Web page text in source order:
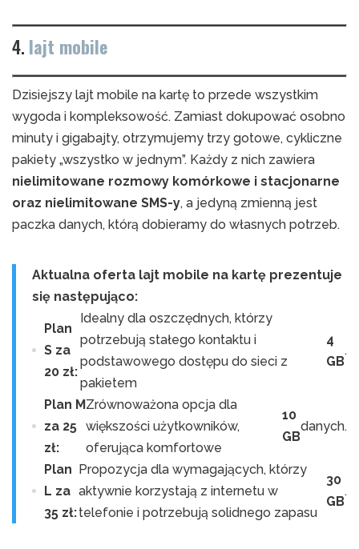
4. lajt mobile
Dzisiejszy lajt mobile na kartę to przede wszystkim
wygoda i kompleksowość. Zamiast dokupować osobno
minuty i gigabajty, otrzymujemy trzy gotowe, cykliczne
pakiety „wszystko w jednym”. Każdy z nich zawiera
nielimitowane rozmowy komórkowe i stacjonarne
oraz nielimitowane SMS-y, a jedyną zmienną jest
paczka danych, którą dobieramy do własnych potrzeb.
Aktualna oferta lajt mobile na kartę prezentuje
się następująco:
Plan
S za
20 zł:
Idealny dla oszczędnych, którzy
potrzebują stałego kontaktu i
podstawowego dostępu do sieci z
pakietem
4
GB
.
Plan M
za 25
zł:
Zrównoważona opcja dla
większości użytkowników,
oferująca komfortowe
10
GB
danych.
Plan
L za
35 zł:
Propozycja dla wymagających, którzy
aktywnie korzystają z internetu w
telefonie i potrzebują solidnego zapasu
30
GB
.